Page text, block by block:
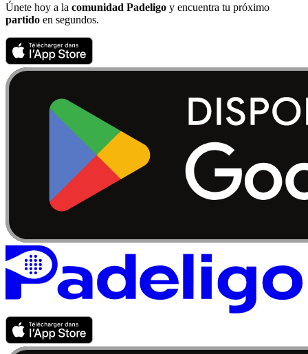
Únete hoy a la comunidad Padeligo y encuentra tu próximo
partido en segundos.